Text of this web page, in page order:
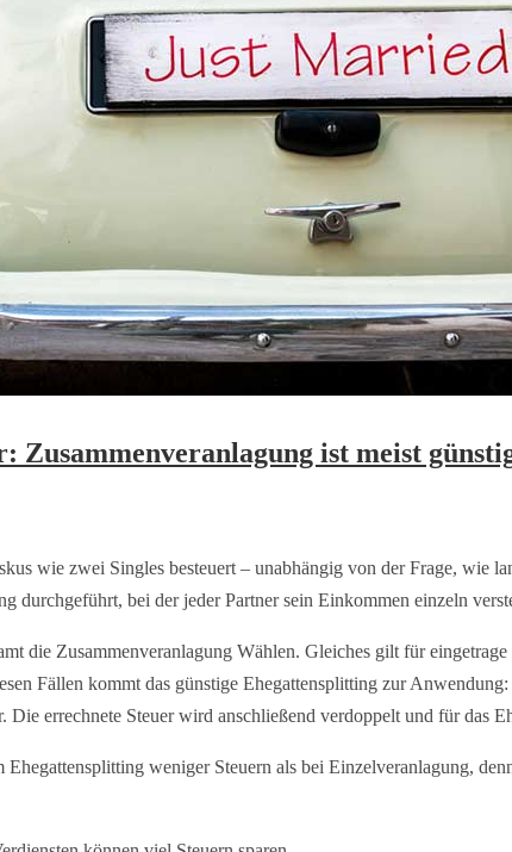
Zusammenveranlagung ist meist
wie zwei Singles besteuert – unabhängig von der Frage, wie
durchgeführt, bei der jeder Partner sein Einkommen einzeln
die Zusammenveranlagung Wählen. Gleiches gilt für
Fällen kommt das günstige Ehegattensplitting zur
errechnete Steuer wird anschließend verdoppelt und für das
Ehegattensplitting weniger Steuern als bei Einzelveranlagung,